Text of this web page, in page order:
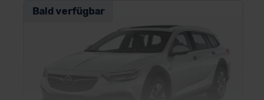
Bald verfügbar